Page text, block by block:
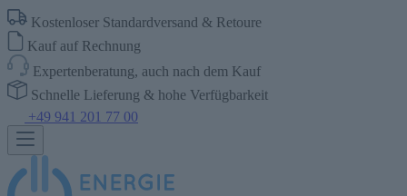
Kostenloser Standardversand & Retoure
Kauf auf Rechnung
Expertenberatung, auch nach dem Kauf
Schnelle Lieferung & hohe Verfügbarkeit
+49 941 201 77 00